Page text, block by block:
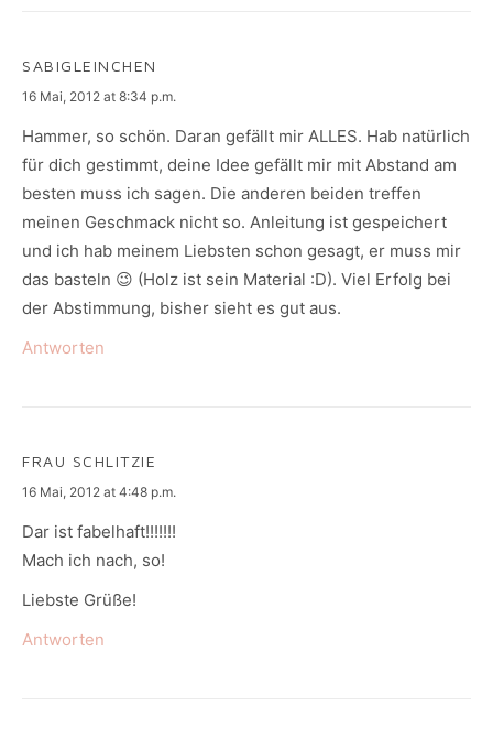
SABIGLEINCHEN
says:
16 Mai, 2012 at 8:34 p.m.
Hammer, so schön. Daran gefällt mir ALLES. Hab natürlich
für dich gestimmt, deine Idee gefällt mir mit Abstand am
besten muss ich sagen. Die anderen beiden treffen
meinen Geschmack nicht so. Anleitung ist gespeichert
und ich hab meinem Liebsten schon gesagt, er muss mir
das basteln 😉 (Holz ist sein Material :D). Viel Erfolg bei
der Abstimmung, bisher sieht es gut aus.
Antworten
FRAU SCHLITZIE
says:
16 Mai, 2012 at 4:48 p.m.
Dar ist fabelhaft!!!!!!!
Mach ich nach, so!
Liebste Grüße!
Antworten